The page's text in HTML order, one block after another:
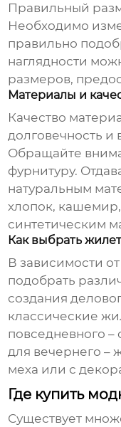
Правильный
Необходимо
правильно
наглядности
размеров,
Материалы и
Качество
долговечность
Обращайте
фурнитуру.
натуральным
хлопок,
синтетическим
Как выбрать
В зависимости
подобрать
создания
классические
повседневного –
для вечернего –
меха или с
Где купить
Существует